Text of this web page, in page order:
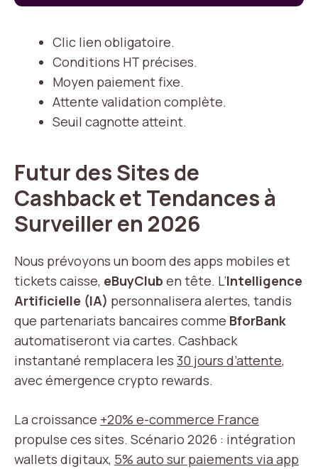
Clic lien obligatoire.
Conditions HT précises.
Moyen paiement fixe.
Attente validation complète.
Seuil cagnotte atteint.
Futur des Sites de
Cashback et Tendances à
Surveiller en 2026
Nous prévoyons un boom des apps mobiles et
tickets caisse, eBuyClub en tête. L’Intelligence
Artificielle (IA) personnalisera alertes, tandis
que partenariats bancaires comme BforBank
automatiseront via cartes. Cashback
instantané remplacera les 30 jours d’attente,
avec émergence crypto rewards.
La croissance +20% e-commerce France
propulse ces sites. Scénario 2026 : intégration
wallets digitaux, 5% auto sur paiements via app